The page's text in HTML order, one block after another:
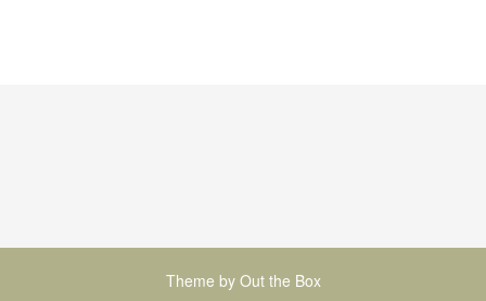
Theme by Out the Box